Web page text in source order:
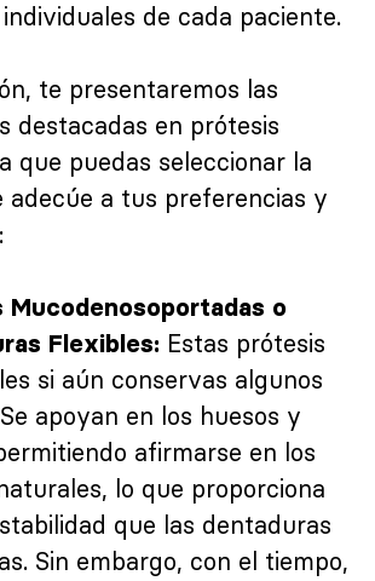
de cada paciente.
te presentaremos las
destacadas en prótesis
que puedas seleccionar la
adecúe a tus preferencias y
Mucodenosoportadas o
Flexibles: Estas prótesis
si aún conservas algunos
apoyan en los huesos y
afirmarse en los
lo que proporciona
que las dentaduras
Sin embargo, con el tiempo,